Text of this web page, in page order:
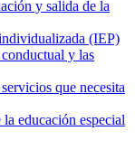
y salida de la
(IEP)
y las
que necesita
educación especial